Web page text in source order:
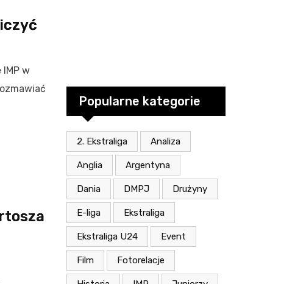
w
Popularne kategorie
2. Ekstraliga Analiza
Anglia Argentyna
Dania DMPJ Drużyny
E-liga Ekstraliga
Ekstraliga U24 Event
Film Fotorelacje